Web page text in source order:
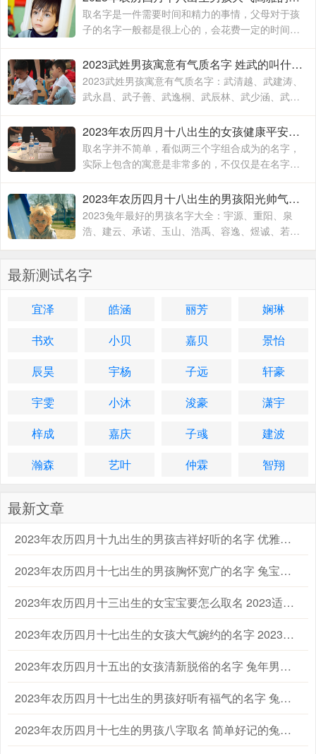
取名字是一件需要时间和精力的事情，父母对于孩
子的名字一般都是很上心的，会花费一定的时间和
精力去取，毕竟不出意外的话，一个名字会伴随孩
子的出生到结束，贯穿孩子的一生
2023武姓男孩寓意有气质名字 姓武的叫什么名字
2023武姓男孩寓意有气质名字：武清越、武建涛、
武永昌、武子善、武逸桐、武辰林、武少涵、武月
桐、武梓橙、武进平、武云志、武红伟、武梓栎、
武一纯、武润洁、
2023年农历四月十八出生的女孩健康平安的名字 兔年出生适合女孩子的名字
取名字并不简单，看似两三个字组合成为的名字，
实际上包含的寓意是非常多的，不仅仅是在名字的
文字组合搭配方面，对于名字的内在含义方面也有
着不一样的寓意，一个名字究竟取的好不好
2023年农历四月十八出生的男孩阳光帅气的名字 2023兔年最好的男孩名字大全
2023兔年最好的男孩名字大全：宇源、重阳、泉
浩、建云、承诺、玉山、浩禹、容逸、煜诚、若
天、融凯、溢涵、德权、书远、沐霜、登峰、洪
最新测试名字
宜泽 皓涵 丽芳
娴琳
书欢
小贝 嘉贝
景怡
辰昊
宇杨 子远
轩豪
宇雯
小沐 浚豪
潇宇
梓成
嘉庆 子彧
建波
瀚森
艺叶 仲霖 智翔
最新文章
2023年农历四月十九出生的男孩吉祥好听的名字 优雅的兔男宝宝名字大全
2023年农历四月十七出生的男孩胸怀宽广的名字 兔宝宝起名字大全男孩生辰八字起名
2023年农历四月十三出生的女宝宝要怎么取名 2023适合属兔的女孩宝宝名字大全
2023年农历四月十七出生的女孩大气婉约的名字 2023兔年宝宝女孩子取名字大全
2023年农历四月十五出的女孩清新脱俗的名字 兔年男宝宝女宝宝名字大全
2023年农历四月十七出生的男孩好听有福气的名字 兔年男孩名字2023年名字大全
2023年农历四月十七生的男孩八字取名 简单好记的兔男孩名字